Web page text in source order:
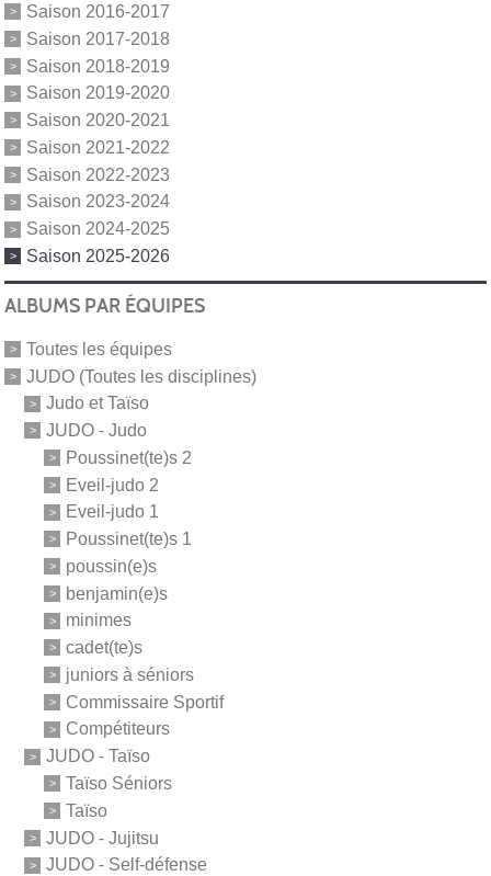
Saison 2016-2017
Saison 2017-2018
Saison 2018-2019
Saison 2019-2020
Saison 2020-2021
Saison 2021-2022
Saison 2022-2023
Saison 2023-2024
Saison 2024-2025
Saison 2025-2026
ALBUMS PAR ÉQUIPES
Toutes les équipes
JUDO (Toutes les disciplines)
Judo et Taïso
JUDO - Judo
Poussinet(te)s 2
Eveil-judo 2
Eveil-judo 1
Poussinet(te)s 1
poussin(e)s
benjamin(e)s
minimes
cadet(te)s
juniors à séniors
Commissaire Sportif
Compétiteurs
JUDO - Taïso
Taïso Séniors
Taïso
JUDO - Jujitsu
JUDO - Self-défense